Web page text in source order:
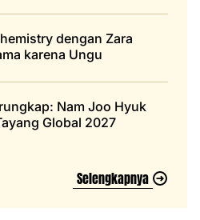
dengan Zara
karena Ungu
Nam Joo Hyuk
Global 2027
Selengkapnya